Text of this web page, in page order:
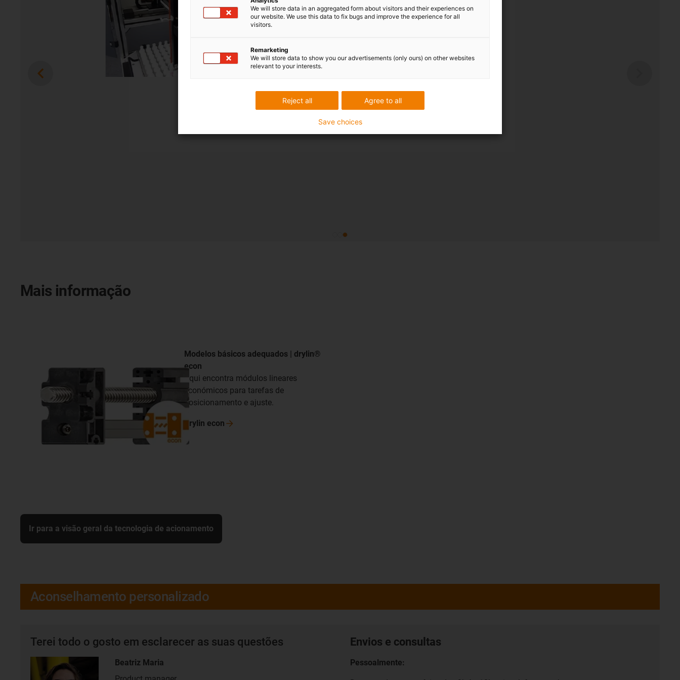
Visão geral das aplicações com sistemas multiaxiais
Mais informação
Modelos básicos adequados | drylin®
econ
Aqui encontra módulos lineares
económicos para tarefas de
posicionamento e ajuste.
drylin econ
Ir para a visão geral da tecnologia de acionamento
Aconselhamento personalizado
Terei todo o gosto em esclarecer as suas questões
Beatriz Maria
Envios e consultas
Pessoalmente:
We will store data in an aggregated form about visitors and their experiences on
our website. We use this data to fix bugs and improve the experience for all
visitors.
Remarketing
We will store data to show you our advertisements (only ours) on other websites
relevant to your interests.
Agree to all
Reject all
Save choices